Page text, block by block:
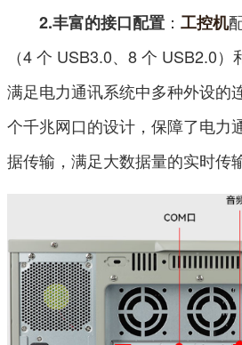
2.丰富的接口配置 ：工控机
（4 个 USB3.0、8 个 USB2.0）
满足电力通讯系统中多种外设的
个千兆网口的设计，保障了电力
据传输，满足大数据量的实时传